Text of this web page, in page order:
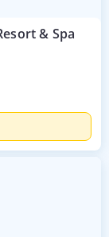
& Spa